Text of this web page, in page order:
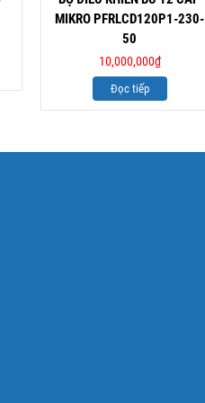
MIKRO PFRLCD120P1-230-
50
10,000,000₫
Đọc tiếp